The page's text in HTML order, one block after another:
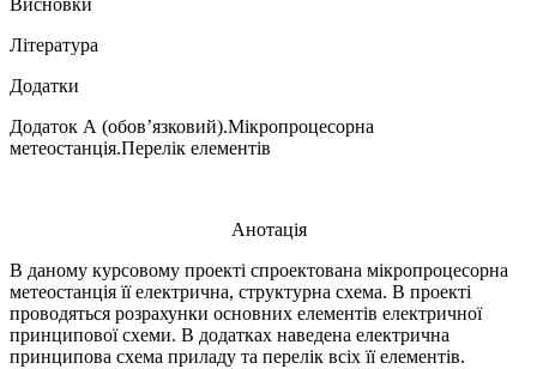
Література
Додатки
Додаток А (обов’язковий).Мікропроцесорна
метеостанція.Перелік елементів
Анотація
В даному курсовому проекті спроектована мікропроцесорна
метеостанція її електрична, структурна схема. В проекті
проводяться розрахунки основних елементів електричної
принципової схеми. В додатках наведена електрична
принципова схема приладу та перелік всіх її елементів.